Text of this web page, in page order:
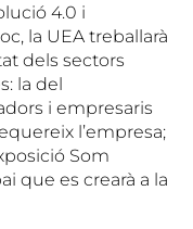
4.0 i
la UEA treballarà
dels sectors
la del
i empresaris
l’empresa;
Som
que es crearà a la